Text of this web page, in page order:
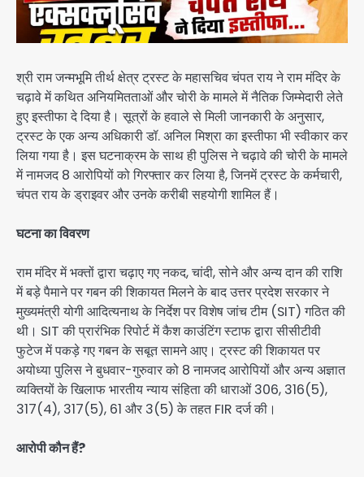
श्री राम जन्मभूमि तीर्थ क्षेत्र ट्रस्ट के महासचिव चंपत राय ने राम मंदिर के
चढ़ावे में कथित अनियमितताओं और चोरी के मामले में नैतिक जिम्मेदारी लेते
हुए इस्तीफा दे दिया है। सूत्रों के हवाले से मिली जानकारी के अनुसार,
ट्रस्ट के एक अन्य अधिकारी डॉ. अनिल मिश्रा का इस्तीफा भी स्वीकार कर
लिया गया है। इस घटनाक्रम के साथ ही पुलिस ने चढ़ावे की चोरी के मामले
में नामजद 8 आरोपियों को गिरफ्तार कर लिया है, जिनमें ट्रस्ट के कर्मचारी,
चंपत राय के ड्राइवर और उनके करीबी सहयोगी शामिल हैं।
घटना का विवरण
राम मंदिर में भक्तों द्वारा चढ़ाए गए नकद, चांदी, सोने और अन्य दान की राशि
में बड़े पैमाने पर गबन की शिकायत मिलने के बाद उत्तर प्रदेश सरकार ने
मुख्यमंत्री योगी आदित्यनाथ के निर्देश पर विशेष जांच टीम (SIT) गठित की
थी। SIT की प्रारंभिक रिपोर्ट में कैश काउंटिंग स्टाफ द्वारा सीसीटीवी
फुटेज में पकड़े गए गबन के सबूत सामने आए। ट्रस्ट की शिकायत पर
अयोध्या पुलिस ने बुधवार-गुरुवार को 8 नामजद आरोपियों और अन्य अज्ञात
व्यक्तियों के खिलाफ भारतीय न्याय संहिता की धाराओं 306, 316(5),
317(4), 317(5), 61 और 3(5) के तहत FIR दर्ज की।
आरोपी कौन हैं?